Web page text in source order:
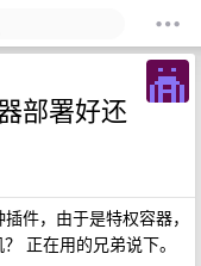
部署好还
件，由于是特权容器，
正在用的兄弟说下。